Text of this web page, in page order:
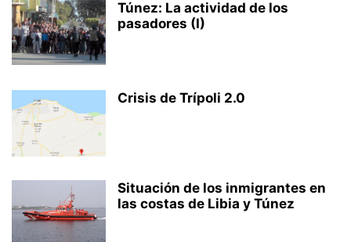
Túnez: La actividad de los
pasadores (I)
Crisis de Trípoli 2.0
Situación de los inmigrantes en
las costas de Libia y Túnez